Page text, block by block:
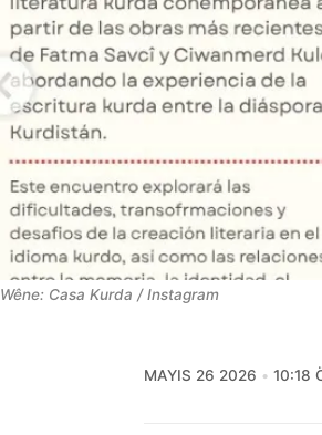
Wêne: Casa Kurda / Instagram
MAYIS 26 2026 10:18